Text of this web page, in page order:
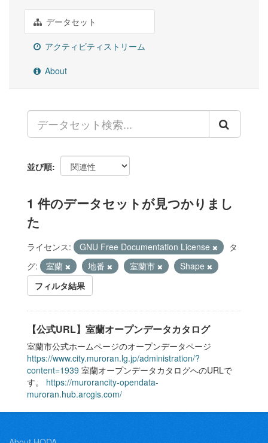
データセット
アクティビティストリーム
About
並び順
1 件のデータセットが見つかりまし
た
ライセンス: GNU Free Documentation License
タ
グ:
室蘭 地番 室蘭市
Shape
フィルタ結果
【公式URL】室蘭オープンデータカタログ
室蘭市公式ホームページのオープンデータページ
https://www.city.muroran.lg.jp/administration/?
content=1939 室蘭オープンデータカタログへのURLで
す。 https://murorancity-opendata-
muroran.hub.arcgis.com/